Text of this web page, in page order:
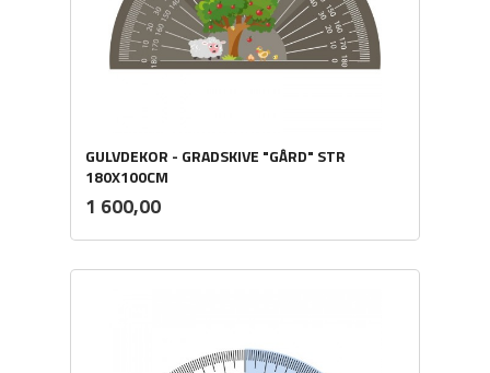
GULVDEKOR - GRADSKIVE "GÅRD" STR
180X100CM
Pris
1 600,00mva.